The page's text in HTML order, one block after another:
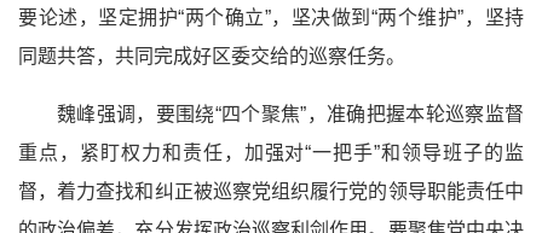
要论述，坚定拥护“两个确立”，坚决做到 “两个维护”，坚持
同题共答，共同完成好区委交给的巡察任务。
魏峰强调，要围绕“四个聚焦”，准确把握本轮巡察监督
重点，紧盯权力和责任，加强对“一把手”和领导班子的监
督，着力查找和纠正被巡察党组织履行党的领导职能责任中